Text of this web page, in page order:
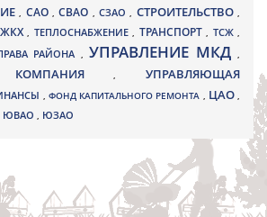
, САО,СВАО ,СЗАО, СТРОИТЕЛЬСТВО,
, ТЕПЛОСНАБЖЕНИЕ , ТРАНСПОРТ , ТСЖ ,
РАЙОНА , УПРАВЛЕНИЕ МКД ,
КОМПАНИЯ,УПРАВЛЯЮЩАЯ
, ФОНД КАПИТАЛЬНОГО РЕМОНТА , ЦАО,
ЮВАО , ЮЗАО